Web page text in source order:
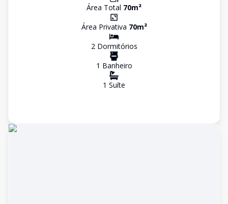
Área Total 70m²
Área Privativa 70m²
2Dormitórios
1 Banheiro
1 Suíte